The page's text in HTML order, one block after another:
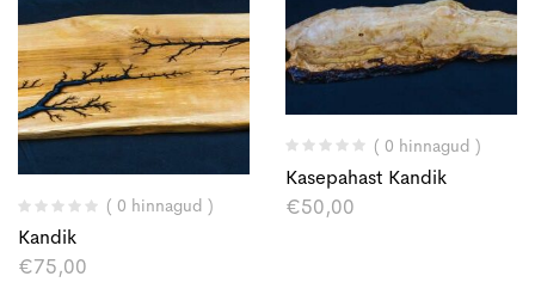
( 0 hinnagud )
Kandik
€75,00
( 0 hinnagud )
Kasepahast Kandik
€50,00